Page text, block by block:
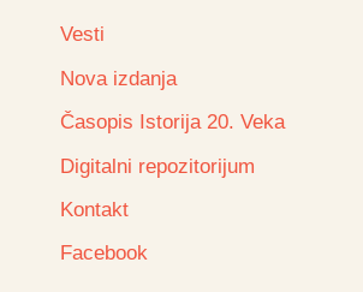
Vesti
Nova izdanja
Časopis Istorija 20. Veka
Digitalni repozitorijum
Kontakt
Facebook